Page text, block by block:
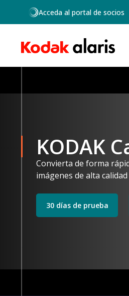
Skip to main content
Acceda al portal de socios
KODAK
Convierta de forma
imágenes de alta
30 días de prueba